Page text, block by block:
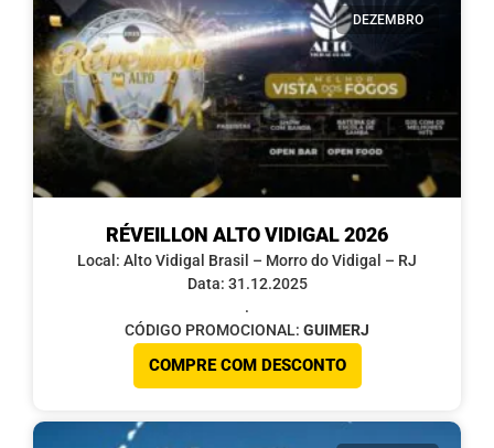
DEZEMBRO
RÉVEILLON ALTO VIDIGAL 2026
Local: Alto Vidigal Brasil – Morro do Vidigal – RJ
Data: 31.12.2025
.
CÓDIGO PROMOCIONAL: GUIMERJ
COMPRE COM DESCONTO